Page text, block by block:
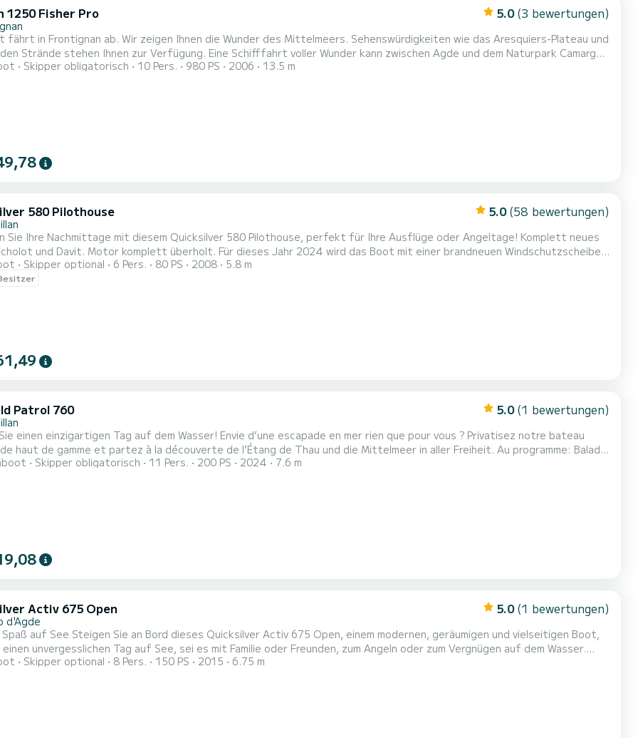
1250 Fisher Pro 5.0 (3 bewertungen)
fährt in Frontignan ab. Wir zeigen Ihnen die Wunder des Mittelmeers. Sehenswürdigkeiten wie das Aresquiers-Plateau und
Strände stehen Ihnen zur Verfügung. Eine Schifffahrt voller Wunder kann zwischen Agde und dem Naturpark Camargue
werden. Wir bieten auch Sportangelausflüge an. Ideal, um unvergessliche Tage mit Familie oder Freunden auf dem
Skipper obligatorisch 10 Pers. 980 PS 2006 13.5 m
580 Pilothouse 5.0 (58 bewertungen)
Sie Ihre Nachmittage mit diesem Quicksilver 580 Pilothouse, perfekt für Ihre Ausflüge oder Angeltage! Komplett neues
und Davit. Motor komplett überholt. Für dieses Jahr 2024 wird das Boot mit einer brandneuen Windschutzscheibe
Skipper optional 6 Pers. 80 PS 2008 5.8 m
Patrol 760 5.0 (1 bewertungen)
einen einzigartigen Tag auf dem Wasser! Envie d’une escapade en mer rien que pour vous ? Privatisez notre bateau
haut de gamme et partez à la découverte de l’Étang de Thau und die Mittelmeer in aller Freiheit. Au programme: Balade
entre lagune et mer, Dégustation d’huîtres et produits locaux, Visite des ports, des canaux de Sète und des coins
Skipper obligatorisch 11 Pers. 200 PS 2024 7.6 m
Activ 675 Open 5.0 (1 bewertungen)
d'Agde
Activ 675 Open, einem modernen, geräumigen und vielseitigen Boot,
unvergesslichen Tag auf See, sei es mit Familie oder Freunden, zum Angeln oder zum Vergnügen auf dem Wasser.
und gut ausgestattet, ist es perfekt für: Ein Spaziergang entlang der Küste Bewundern Sie einen
Skipper optional 8 Pers. 150 PS 2015 6.75 m